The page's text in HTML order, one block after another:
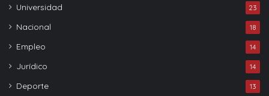
Universidad 23
Nacional 18
Empleo 14
Jurídico 14
Deporte 13